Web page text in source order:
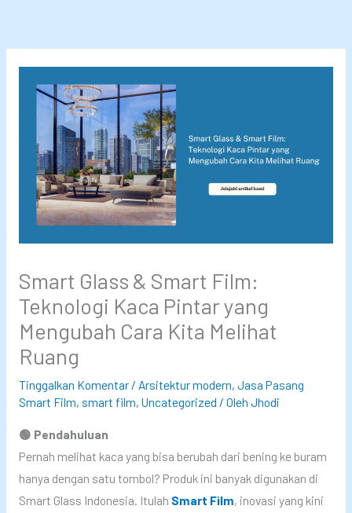
konten
Smart Glass & Smart Film:
Teknologi Kaca Pintar yang
Mengubah Cara Kita Melihat
Ruang
Tinggalkan Komentar / Arsitektur modern, Jasa Pasang
Smart Film, smart film, Uncategorized / Oleh Jhodi
🟢 Pendahuluan
Pernah melihat kaca yang bisa berubah dari bening ke buram
hanya dengan satu tombol? Produk ini banyak digunakan di
Smart Glass Indonesia. Itulah Smart Film, inovasi yang kini